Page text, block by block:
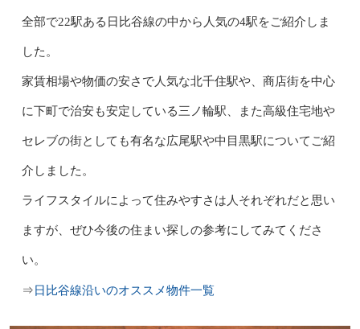
全部で22駅ある日比谷線の中から人気の4駅をご紹介しま
した。
家賃相場や物価の安さで人気な北千住駅や、商店街を中心
に下町で治安も安定している三ノ輪駅、また高級住宅地や
セレブの街としても有名な広尾駅や中目黒駅についてご紹
介しました。
ライフスタイルによって住みやすさは人それぞれだと思い
ますが、ぜひ今後の住まい探しの参考にしてみてくださ
い。
⇒日比谷線沿いのオススメ物件一覧